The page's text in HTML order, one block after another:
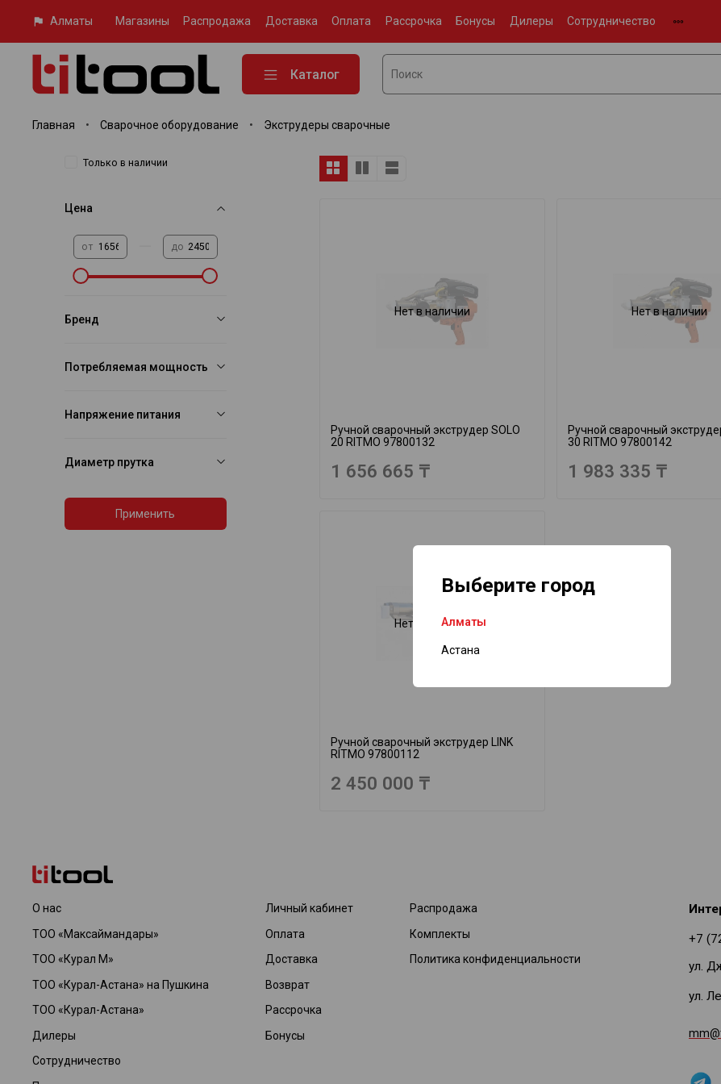
Алматы Магазины Распродажа Доставка Оплата Рассрочка Бонусы Дилеры Сотрудничество
Каталог
Выберите город
Алматы
Астана
Главная Сварочное оборудование Экструдеры сварочные
Нет в наличии
Ручной сварочный экструдер SOLO
20 RITMO 97800132
1 656 665 ₸
Нет в наличии
Ручной сварочный
30 RITMO 97800142
1 983 335 ₸
Нет в наличии
Ручной сварочный экструдер LINK
RITMO 97800112
2 450 000 ₸
Только в наличии
Цена
от до
Бренд
Потребляемая мощность
Напряжение питания
Диаметр прутка
Применить
О нас
ТОО «Максаймандары»
ТОО «Курал М»
ТОО «Курал-Астана» на Пушкина
ТОО «Курал-Астана»
Дилеры
Сотрудничество
Личный кабинет
Оплата
Доставка
Возврат
Рассрочка
Бонусы
Распродажа
Комплекты
Политика конфиденциальности
+7
ул.
ул.